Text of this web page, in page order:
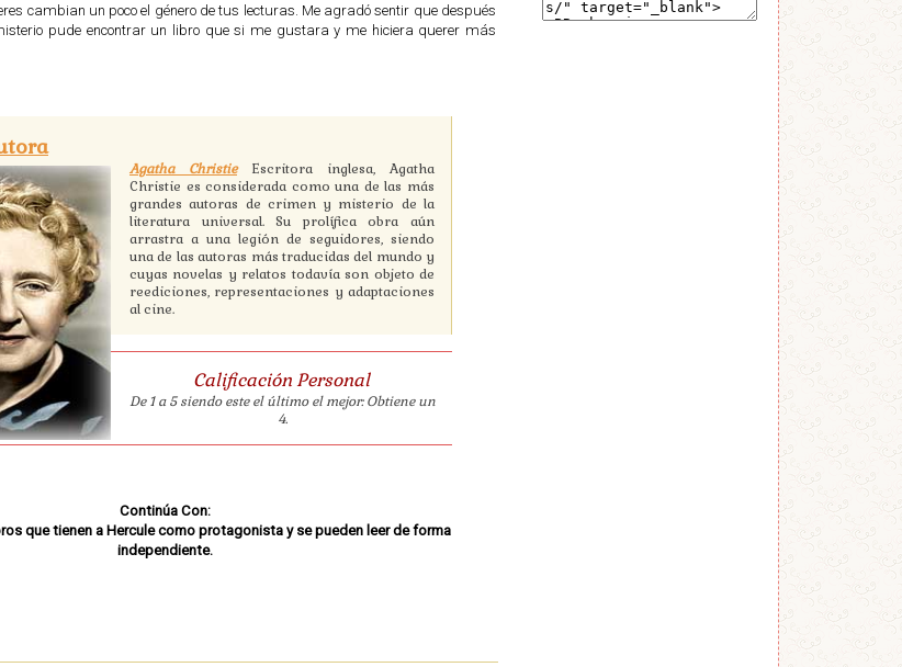
cambian un poco el género de tus lecturas. Me agradó sentir que después
pude encontrar un libro que si me gustara y me hiciera querer más
Agatha Christie
Escritora inglesa, Agatha
Christie es considerada como una de las más
grandes autoras de crimen y misterio de la
literatura universal. Su prolífica obra aún
arrastra a una legión de seguidores, siendo
una de las autoras más traducidas del mundo y
cuyas novelas y relatos todavía son objeto de
reediciones, representaciones y adaptaciones
al cine.
Calificación Personal
De 1 a 5 siendo este el último el mejor: Obtiene un
4.
Continúa Con:
que tienen a Hercule como protagonista y se pueden leer de forma
independiente.